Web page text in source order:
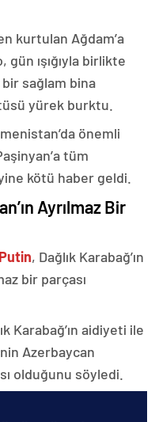
kurtulan Ağdam’a
ışığıyla birlikte
bir sağlam bina
yürek burktu.
önemli
tüm
yine kötü haber geldi.
Ayrılmaz Bir
, Dağlık Karabağ’ın
bir parçası
Karabağ’ın aidiyeti ile
Azerbaycan
olduğunu söyledi.